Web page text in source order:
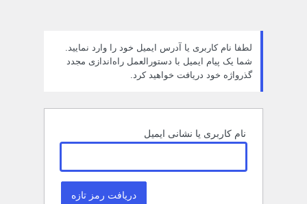
لطفا نام کاربری یا آدرس ایمیل خود را وارد نمایید.
شما یک پیام ایمیل با دستورالعمل راه‌اندازی مجدد
گذرواژه خود دریافت خواهید کرد.
نام کاربری یا نشانی ایمیل